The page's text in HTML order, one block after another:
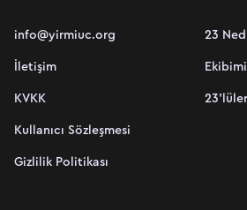
info@yirmiuc.org
İletişim
KVKK
Kullanıcı Sözleşmesi
Gizlilik Politikası
23
23'lüler